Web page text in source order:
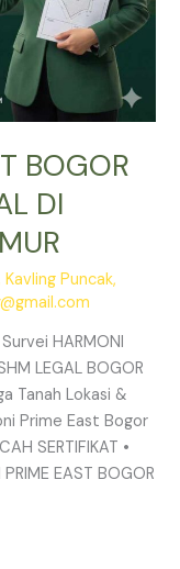
BOGOR
DI
Kavling Puncak,
HARMONI
LEGAL BOGOR
Tanah Lokasi &
Prime East Bogor
SERTIFIKAT •
EAST BOGOR